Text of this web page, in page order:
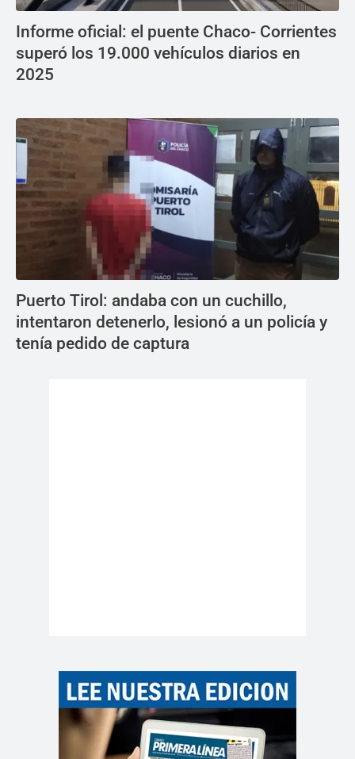
Informe oficial: el puente Chaco- Corrientes
superó los 19.000 vehículos diarios en
2025
Puerto Tirol: andaba con un cuchillo,
intentaron detenerlo, lesionó a un policía y
tenía pedido de captura